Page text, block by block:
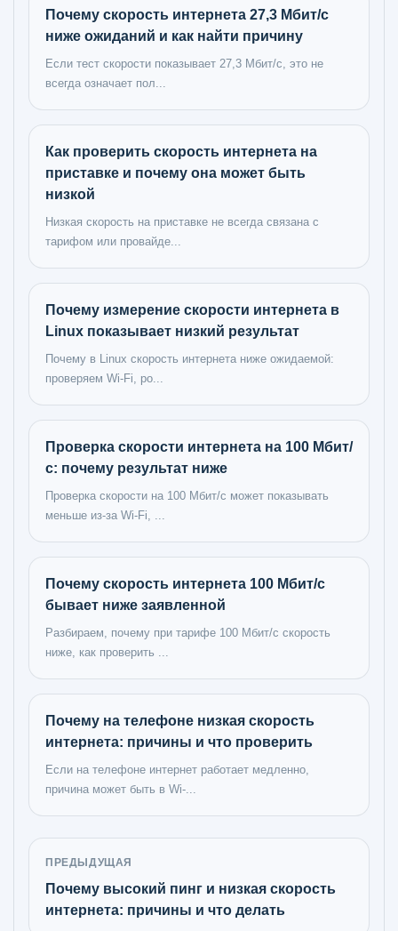
Почему скорость интернета 27,3 Мбит/с
ниже ожиданий и как найти причину
Если тест скорости показывает 27,3 Мбит/с, это не
всегда означает пол...
Как проверить скорость интернета на
приставке и почему она может быть
низкой
Низкая скорость на приставке не всегда связана с
тарифом или провайде...
Почему измерение скорости интернета в
Linux показывает низкий результат
Почему в Linux скорость интернета ниже ожидаемой:
проверяем Wi‑Fi, ро...
Проверка скорости интернета на 100 Мбит/
с: почему результат ниже
Проверка скорости на 100 Мбит/с может показывать
меньше из-за Wi‑Fi, ...
Почему скорость интернета 100 Мбит/с
бывает ниже заявленной
Разбираем, почему при тарифе 100 Мбит/с скорость
ниже, как проверить ...
Почему на телефоне низкая скорость
интернета: причины и что проверить
Если на телефоне интернет работает медленно,
причина может быть в Wi-...
ПРЕДЫДУЩАЯ
Почему высокий пинг и низкая скорость
интернета: причины и что делать